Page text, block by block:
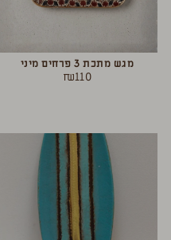
מגש מתכת 3 פרחים מיני
₪110